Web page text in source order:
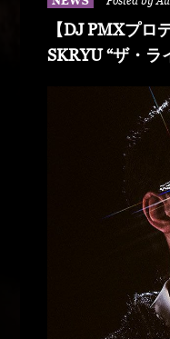
【DJ PMXプロ
SKRYU “ザ・ラ